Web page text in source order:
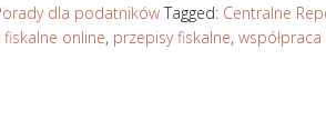
dla podatników Tagged: Centralne
fiskalne online, przepisy fiskalne, współpraca